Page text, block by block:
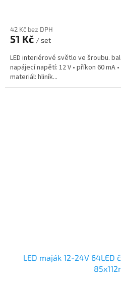
42 Kč bez DPH
51 Kč / set
LED interiérové světlo ve šroubu.
napájecí napětí: 12 V • příkon 60 mA
materiál: hliník...
LED maják 12-24V 64LED